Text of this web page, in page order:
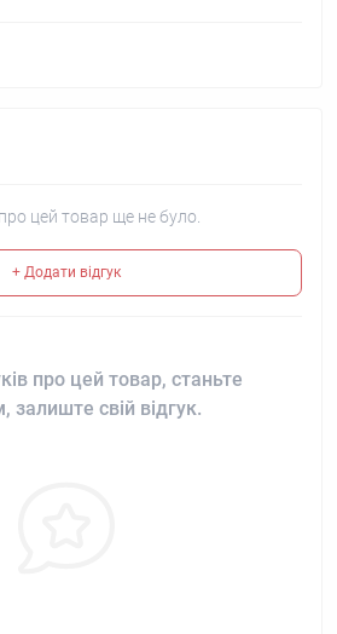
про цей товар ще не було.
+ Додати відгук
про цей товар, станьте
залиште свій відгук.